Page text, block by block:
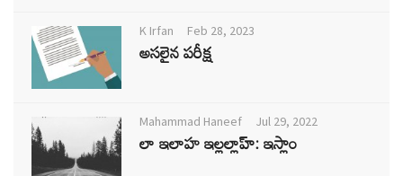
K Irfan Feb 28, 2023
అసలైన పరీక్ష
Mahammad Haneef Jul 29, 2022
లా ఇలాహ ఇల్లల్లాహ్: ఇస్లాం